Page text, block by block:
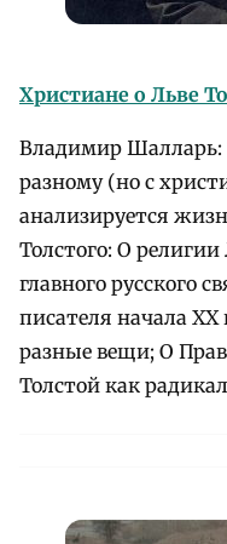
Христиане о Льве
Владимир Шалларь:
разному (но с
анализируется
Толстого: О
главного русского
писателя начала
разные вещи; О
Толстой как